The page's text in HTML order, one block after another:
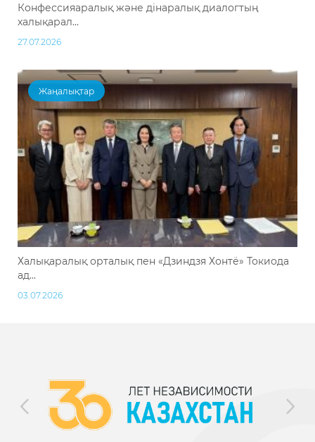
Конфессияаралық және дінаралық диалогтың
халықарал...
27.07.2026
Жаңалықтар
Халықаралық орталық пен «Дзиндзя Хонтё» Токиода
ад...
03.07.2026